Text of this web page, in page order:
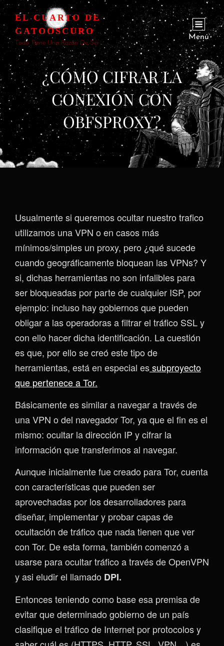
EL CUARTO DE
GATOOSCURO
Todo Tiene Una Razón De Ser
Menú
¿CÓMO CIFRAR LA
CONEXIÓN CON
OBFSPROXY?
Usualmente si queremos ocultar nuestro trafico
utilizamos una VPN o en casos más
mínimos/simples un proxy, pero ¿qué sucede
cuando geográficamente bloquean las VPNs? Y
si, dichas herramientas no son infalibles para
ser bloqueadas por parte de cualquier ISP, por
ejemplo: incluso hay gobiernos que pueden
obligar a las operadoras a filtrar el tráfico SSL y
con ello hacer dicha identificación. La cuestión
es que, por ello se creó este tipo de
herramientas, está en especial essubproyecto
que pertenece a Tor.
Básicamente es similar a navegar a través de
una VPN o del navegador Tor, ya que el fin es el
mismo: ocultar la dirección IP y cifrar la
información que transferimos al navegar.
Aunque inicialmente fue creado para Tor, cuenta
con características que pueden ser
aprovechadas por los desarrolladores para
diseñar, implementar y probar capas de
ocultación de tráfico que nada tienen que ver
con Tor. De esta forma, también comenzó a
usarse para ocultar tráfico a través de OpenVPN
y asi eludir el llamado DPI.
Entonces teniendo como base esa premisa de
evitar que determinado gobierno de un país
clasifique el tráfico de Internet por protocolos y